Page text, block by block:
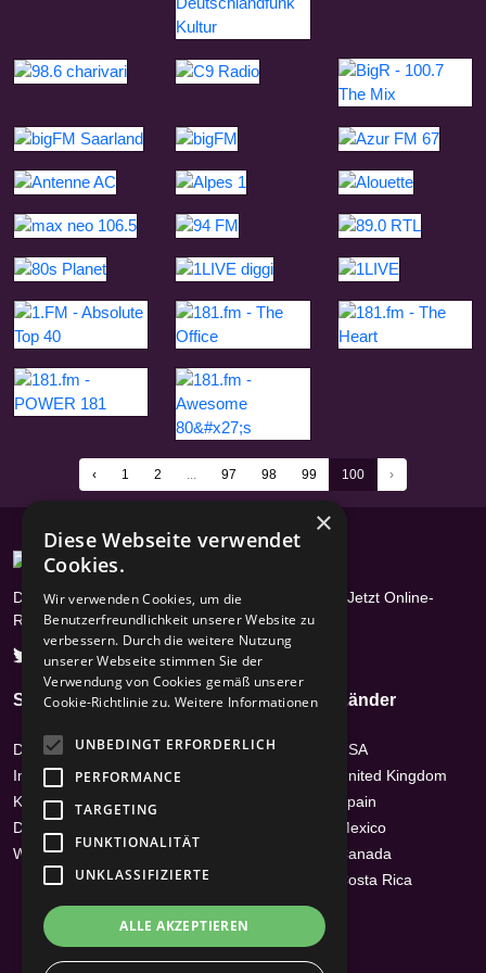
‹ 1 2 97 98 99 100 ›
Das Radioportal mit über 17400 Radiosendern - Jetzt Online-
Radios hören
Seiten
Datenschutz
Impressum /
Kontakt
Disclaimer
Werbehinweis
Genres
Hits
News-Talk
Chillout
Classic Rock
Oldies
Easy Listening
Länder
USA
United Kingdom
Spain
Mexico
Canada
Costa Rica
×
Diese Webseite verwendet
Cookies.
Wir verwenden Cookies, um die
Benutzerfreundlichkeit unserer Website zu
verbessern. Durch die weitere Nutzung
unserer Webseite stimmen Sie der
Verwendung von Cookies gemäß unserer
Cookie-Richtlinie zu. Weitere Informationen
UNBEDINGT ERFORDERLICH
PERFORMANCE
TARGETING
FUNKTIONALITÄT
UNKLASSIFIZIERTE
ALLE AKZEPTIEREN